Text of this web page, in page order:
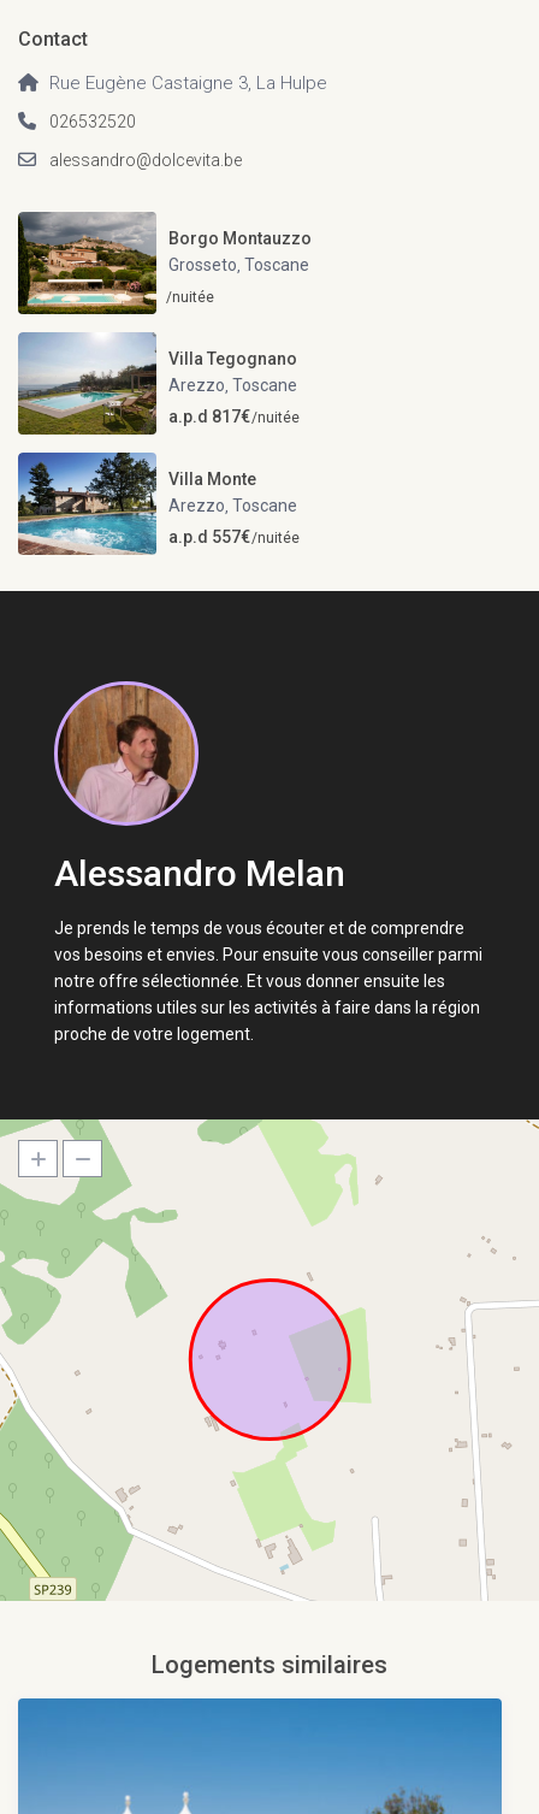
Contact
Rue Eugène Castaigne 3, La Hulpe
026532520
alessandro@dolcevita.be
Borgo Montauzzo
Grosseto ,Toscane
/nuitée
Villa Tegognano
Arezzo ,Toscane
a.p.d 817€/nuitée
Villa Monte
Arezzo ,Toscane
a.p.d 557€/nuitée
Alessandro Melan
Je prends le temps de vous écouter et de comprendre
vos besoins et envies. Pour ensuite vous conseiller parmi
notre offre sélectionnée. Et vous donner ensuite les
informations utiles sur les activités à faire dans la région
proche de votre logement.
Logements similaires